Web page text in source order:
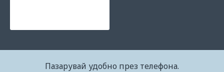
Пазарувай удобно през телефона.